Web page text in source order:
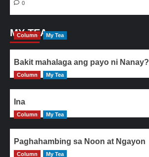
0
MY TEA
Column My Tea
Bakit mahalaga ang payo ni Nanay?
Column My Tea
Ina
Column My Tea
Paghahambing sa Noon at Ngayon
Column My Tea